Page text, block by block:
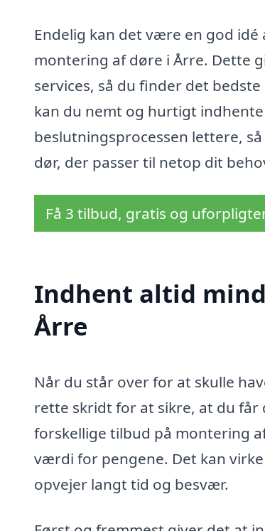
Endelig kan det være en god
montering af døre i Årre. Dette
services, så du finder det
kan du nemt og hurtigt
beslutningsprocessen lettere,
dør, der passer til netop dit
Få 3 tilbud, gratis og
Indhent altid
Årre
Når du står over for at skulle
rette skridt for at sikre, at du får
forskellige tilbud på montering
værdi for pengene. Det kan
opvejer langt tid og besvær.